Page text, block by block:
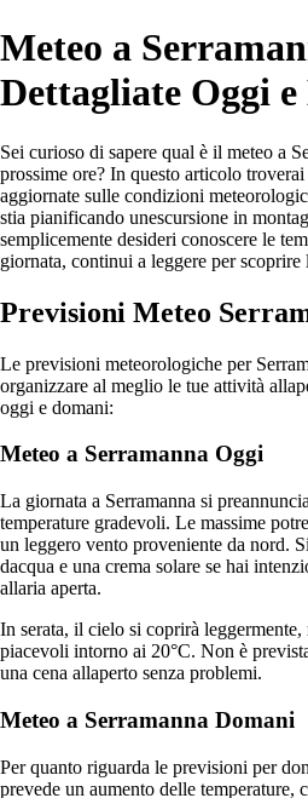
Meteo a
Dettagliate Oggi
Sei curioso di sapere qual è il meteo a
prossime ore? In questo articolo
aggiornate sulle condizioni
stia pianificando unescursione in
semplicemente desideri conoscere le
giornata, continui a leggere per
Previsioni Meteo
Le previsioni meteorologiche per
organizzare al meglio le tue attività
oggi e domani:
Meteo a Serramanna Oggi
La giornata a Serramanna si
temperature gradevoli. Le massime
un leggero vento proveniente da nord.
dacqua e una crema solare se hai
allaria aperta.
In serata, il cielo si coprirà
piacevoli intorno ai 20°C. Non è
una cena allaperto senza problemi.
Meteo a Serramanna Domani
Per quanto riguarda le previsioni per
prevede un aumento delle temperature,